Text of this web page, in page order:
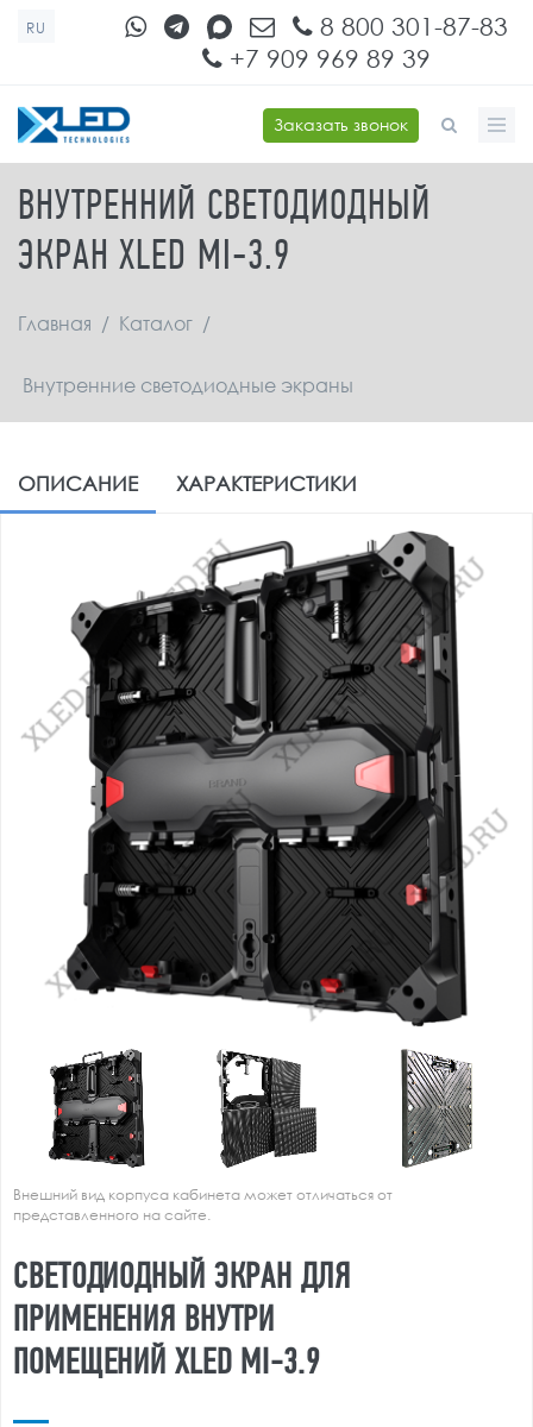
Перейти к основному содержанию
RU
8 800 301-87-83
+7 909 969 89 39
Заказать звонок
ФОРМА ПОИСКА
ВНУТРЕННИЙ СВЕТОДИОДНЫЙ
ЭКРАН XLED MI-3.9
Главная / Каталог /
Внутренние светодиодные экраны
ОПИСАНИЕ ХАРАКТЕРИСТИКИ
Внешний вид корпуса кабинета может отличаться от
представленного на сайте.
СВЕТОДИОДНЫЙ ЭКРАН ДЛЯ
ПРИМЕНЕНИЯ ВНУТРИ
ПОМЕЩЕНИЙ XLED MI-3.9